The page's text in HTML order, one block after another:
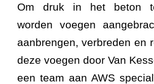
Om druk in het beton
worden voegen
aanbrengen, verbreden en
deze voegen door Van
een team aan AWS